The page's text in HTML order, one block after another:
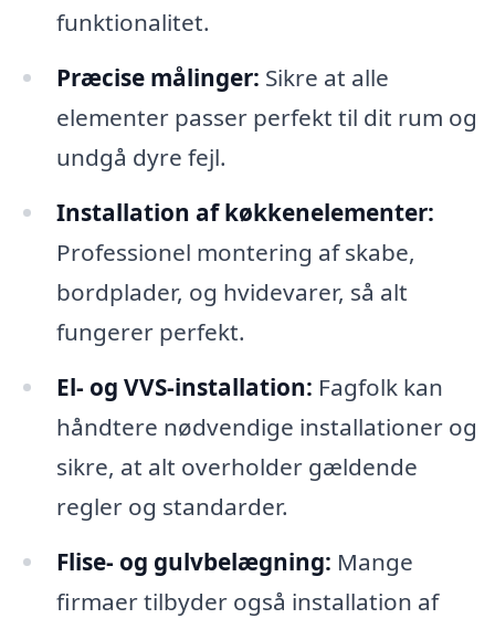
funktionalitet.
Præcise målinger: Sikre at alle
elementer passer perfekt til dit rum og
undgå dyre fejl.
Installation af køkkenelementer:
Professionel montering af skabe,
bordplader, og hvidevarer, så alt
fungerer perfekt.
El- og VVS-installation: Fagfolk kan
håndtere nødvendige installationer og
sikre, at alt overholder gældende
regler og standarder.
Flise- og gulvbelægning: Mange
firmaer tilbyder også installation af